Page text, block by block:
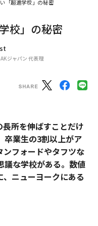
「超進学校」の秘密
校」の秘密
ジャパン 代表理
所を伸ばすことだけ
卒業生の3割以上がア
ンフォードやタフツな
議な学校がある。数値
ニューヨークにある